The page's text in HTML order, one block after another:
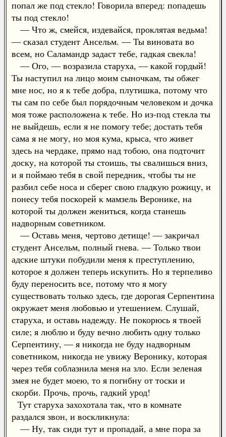
попал же под стекло! Говорила вперед: попадешь
ты под стекло!
— Что ж, смейся, издевайся, проклятая ведьма!
— сказал студент Ансельм. — Ты виновата во
всем, но Саламандр задаст тебе, гадкая свекла!
— Ого, — возразила старуха, — какой гордый!
Ты наступил на лицо моим сыночкам, ты обжег
мне нос, но я к тебе добра, плутишка, потому что
ты сам по себе был порядочным человеком и дочка
моя тоже расположена к тебе. Но из-под стекла ты
не выйдешь, если я не помогу тебе; достать тебя
сама я не могу, но моя кума, крыса, что живет
здесь на чердаке, прямо над тобою, она подточит
доску, на которой ты стоишь, ты свалишься вниз,
и я поймаю тебя в свой передник, чтобы ты не
разбил себе носа и сберег свою гладкую рожицу, и
понесу тебя поскорей к мамзель Веронике, на
которой ты должен жениться, когда станешь
надворным советником.
— Оставь меня, чертово детище! — закричал
студент Ансельм, полный гнева. — Только твои
адские штуки побудили меня к преступлению,
которое я должен теперь искупить. Но я терпеливо
буду переносить все, потому что я могу
существовать только здесь, где дорогая Серпентина
окружает меня любовью и утешением. Слушай,
старуха, и оставь надежду. Не покорюсь я твоей
силе; я люблю и буду вечно любить одну только
Серпентину, — я никогда не буду надворным
советником, никогда не увижу Веронику, которая
через тебя соблазнила меня на зло. Если зеленая
змея не будет моею, то я погибну от тоски и
скорби. Прочь, прочь, гадкий урод!
Тут старуха захохотала так, что в комнате
раздался звон, и воскликнула:
— Ну, так сиди тут и пропадай, а мне пора за